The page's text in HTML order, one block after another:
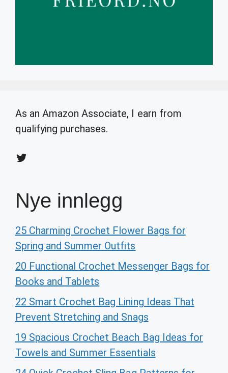
As an Amazon Associate, I earn from
qualifying purchases.
Twitter
Nye innlegg
25 Charming Crochet Flower Bags for
Spring and Summer Outfits
20 Functional Crochet Messenger Bags for
Books and Tablets
22 Smart Crochet Bag Lining Ideas That
Prevent Stretching and Snags
19 Spacious Crochet Beach Bag Ideas for
Towels and Summer Essentials